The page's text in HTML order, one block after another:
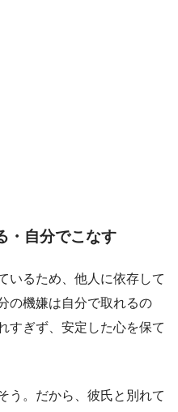
・自分でこなす
いるため、他人に依存して
の機嫌は自分で取れるの
すぎず、安定した心を保て
う。だから、彼氏と別れて